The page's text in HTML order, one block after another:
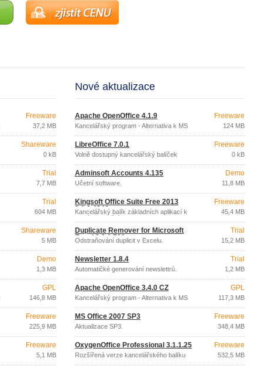
Freeware
37,2 MB
Shareware
0 kB
Trial
7,7 MB
Trial
604 MB
Shareware
5 MB
Demo
1,3 MB
GPL
146,8 MB
Freeware
225,9 MB
Freeware
5,1 MB
Nové aktualizace
Apache OpenOffice 4.1.9
Kancelářský program - Alternativa k MS
Freeware
124 MB
LibreOffice 7.0.1
Volně dostupný kancelářský balíček
Freeware
0 kB
Adminsoft Accounts 4.135
Účetní software.
Demo
11,8 MB
Kingsoft Office Suite Free 2013
9.1.0.4246
Kancelářský balík základních aplikací k
volnému použití.
Freeware
45,4 MB
Duplicate Remover for Microsoft
Excel 3.0.1.709
Odstraňování duplicit v Excelu.
Trial
15,2 MB
Newsletter 1.8.4
Automatičké generování newslettrů.
Trial
1,2 MB
Apache OpenOffice 3.4.0 CZ
Kancelářský program - Alternativa k MS
GPL
117,3 MB
MS Office 2007 SP3
Aktualizace SP3.
Freeware
348,4 MB
OxygenOffice Professional 3.1.1.25
Rozšířená verze kancelářského balíku
Freeware
532,5 MB